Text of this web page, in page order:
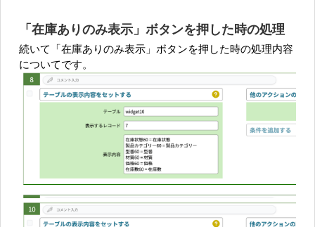
「在庫ありのみ表示」ボタンを押した時の処理
続いて「在庫ありのみ表示」ボタンを押した時の処理内容
についてです。